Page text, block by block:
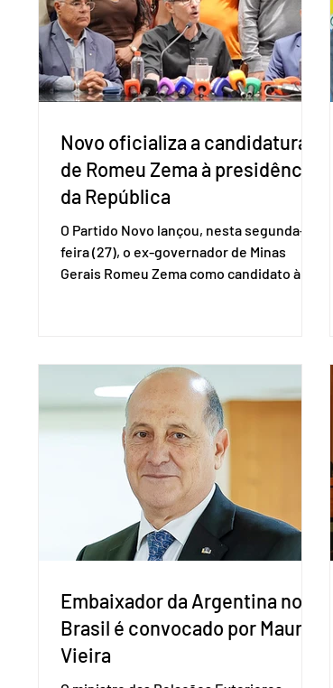
injustificadas e incompatíveis com as
obrigações assumidas pelos Estados
Unid
Novo oficializa a candidatura
de Romeu Zema à presidência
da República
O Partido Novo lançou, nesta segunda-
feira (27), o ex-governador de Minas
Gerais Romeu Zema como candidato à
vice-presidente. A convenção contou
com a presença do presidente nacional
do partido, Eduardo Ribeiro, e do senador
Eduardo Girão, filiado ao Novo desde
fevereiro de 2023. Formado em
administração de empresas pela Fundaç
Embaixador da Argentina no
Brasil é convocado por Mauro
Vieira